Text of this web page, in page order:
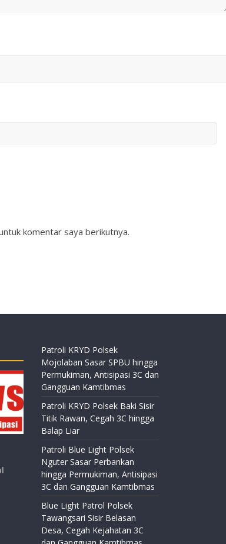
komentar saya berikutnya.
Patroli KRYD Polsek
Mojolaban Sasar SPBU hingga
Permukiman, Antisipasi 3C dan
Gangguan Kamtibmas
Patroli KRYD Polsek Baki Sisir
Titik Rawan, Cegah 3C hingga
Balap Liar
Patroli Blue Light Polsek
Nguter Sasar Perbankan
hingga Permukiman, Antisipasi
3C dan Gangguan Kamtibmas
Blue Light Patrol Polsek
Tawangsari Sisir Belasan
Desa, Cegah Kejahatan 3C